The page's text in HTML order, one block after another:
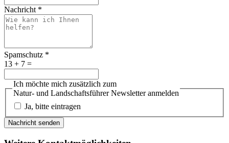
Nachricht *
Spamschutz *
13 + 7 =
Ich möchte mich zusätzlich zum
Natur- und Landschaftsführer Newsletter anmelden
Ja, bitte eintragen
Nachricht senden